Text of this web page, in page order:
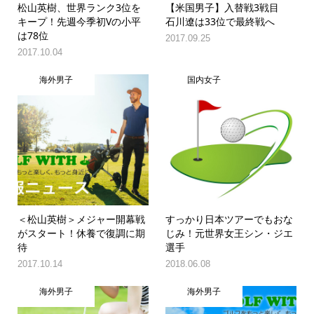
松山英樹、世界ランク3位を
キープ！先週今季初Vの小平
は78位
2017.10.04
【米国男子】入替戦3戦目
石川遼は33位で最終戦へ
2017.09.25
海外男子
＜松山英樹＞メジャー開幕戦
がスタート！休養で復調に期
待
2017.10.14
国内女子
すっかり日本ツアーでもおな
じみ！元世界女王シン・ジエ
選手
2018.06.08
海外男子 海外男子